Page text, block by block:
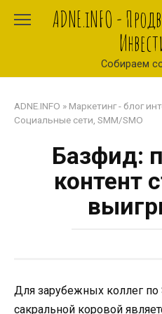
ADNE.iNFO -
Собираем
ADNE.INFO » Маркетинг - блог
Социальные сети, SMM/SMO
Базфид:
контент
Для зарубежных коллег по
сакральной коровой